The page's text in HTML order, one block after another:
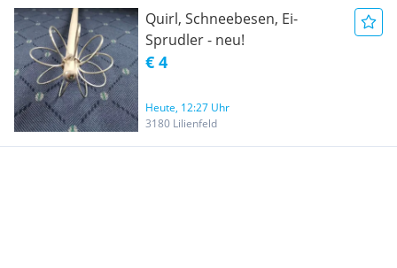
Quirl, Schneebesen, Ei-
Sprudler - neu!
€ 4
Heute, 12:27 Uhr
3180 Lilienfeld